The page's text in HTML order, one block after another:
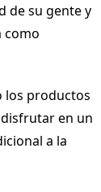
de su gente y
como
los productos
en un
a la